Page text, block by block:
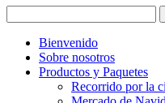
Bienvenido
Sobre nosotros
Productos y Paquetes
Recorrido por la